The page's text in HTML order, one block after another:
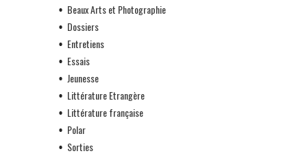
Beaux Arts et Photographie
Dossiers
Entretiens
Essais
Jeunesse
Littérature Etrangère
Littérature française
Polar
Sorties